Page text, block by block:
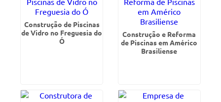
Construção de Piscinas
de Vidro no Freguesia do
Ó
Construção e Reforma
de Piscinas em Américo
Brasiliense